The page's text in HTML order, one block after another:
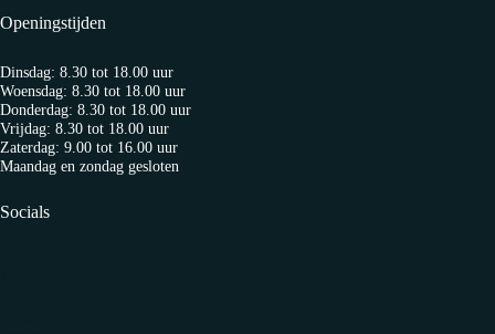
Openingstijden
Dinsdag: 8.30 tot 18.00 uur
Woensdag: 8.30 tot 18.00 uur
Donderdag: 8.30 tot 18.00 uur
Vrijdag: 8.30 tot 18.00 uur
Zaterdag: 9.00 tot 16.00 uur
Maandag en zondag gesloten
Socials